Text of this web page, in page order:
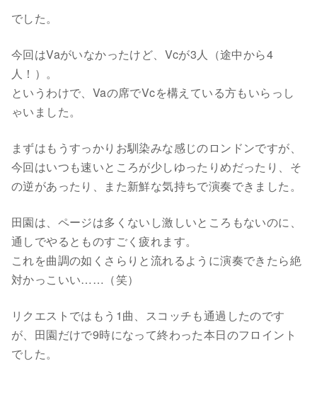
でした。
今回はVaがいなかったけど、Vcが3人（途中から4
人！）。
というわけで、Vaの席でVcを構えている方もいらっし
ゃいました。
まずはもうすっかりお馴染みな感じのロンドンですが、
今回はいつも速いところが少しゆったりめだったり、そ
の逆があったり、また新鮮な気持ちで演奏できました。
田園は、ページは多くないし激しいところもないのに、
通しでやるとものすごく疲れます。
これを曲調の如くさらりと流れるように演奏できたら絶
対かっこいい……（笑）
リクエストではもう1曲、スコッチも通過したのです
が、田園だけで9時になって終わった本日のフロイント
でした。